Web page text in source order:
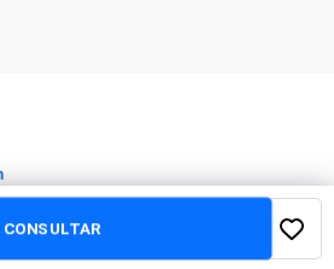
CONSULTAR